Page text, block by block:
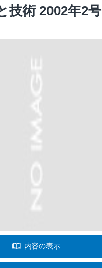
技術 2002年2号
内容の表示